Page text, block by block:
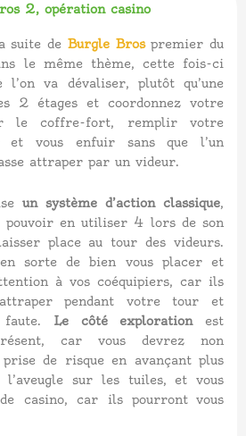
2, opération casino
suite de Burgle Brospremier du
le même thème, cette fois-ci
l’on va dévaliser, plutôt qu’une
2 étages et coordonnez votre
le coffre-fort, remplir votre
et vous enfuir sans que l’un
attraper par un videur.
un système d’action classique,
pouvoir en utiliser 4 lors de son
place au tour des videurs.
sorte de bien vous placer et
à vos coéquipiers, car ils
pendant votre tour et
Le côté explorationest
car vous devrez non
de risque en avançant plus
sur les tuiles, et vous
casino, car ils pourront vous